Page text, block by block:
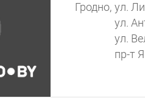
Гродно, ул.
ул.
ул.
пр-т